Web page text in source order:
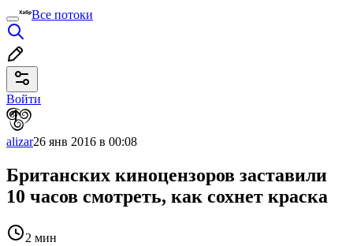
Все потоки
Войти
alizar26 янв 2016 в 00:08
Британских киноцензоров заставили
10 часов смотреть, как сохнет краска
2 мин